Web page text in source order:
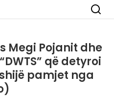
Megi Pojanit dhe
që detyroi
pamjet nga